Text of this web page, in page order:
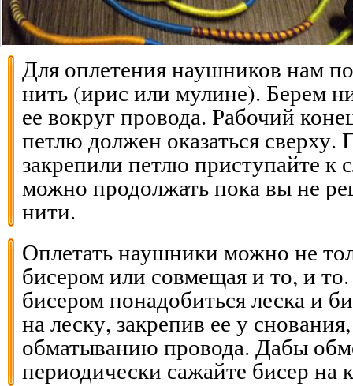
Для оплетения наушников нам
нить (ирис или мулине). Берем
ее вокруг провода. Рабочий
петлю должен оказаться сверху.
закрепили петлю приступайте
можно продолжать пока вы не
нити.
Оплетать наушники можно не
бисером или совмещая и то, и
бисером понадобиться леска и
на леску, закрепив ее у
обматыванию провода. Дабы
периодически сажайте бисер на